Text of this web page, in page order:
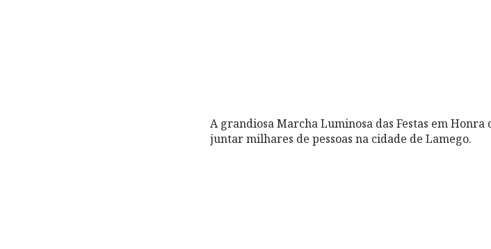
A grandiosa Marcha Luminosa das Festas em Honra
juntar milhares de pessoas na cidade de Lamego.